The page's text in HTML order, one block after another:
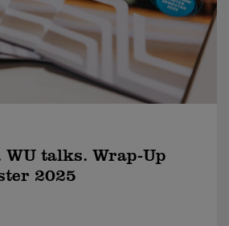
WU talks. Wrap-Up
2025